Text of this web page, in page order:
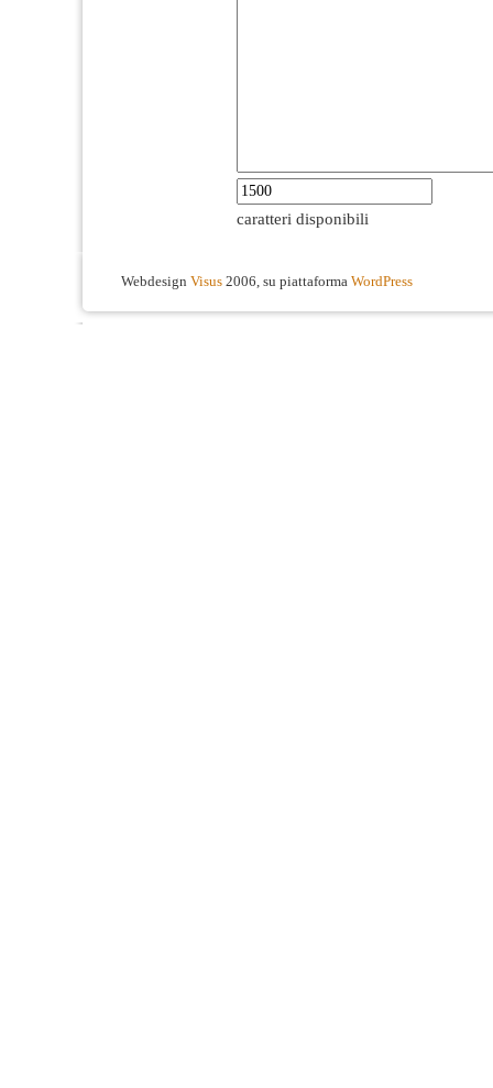
caratteri disponibili
Webdesign Visus 2006, su piattaforma WordPress